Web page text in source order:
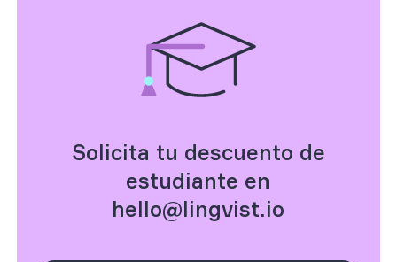
Solicita tu descuento de
estudiante en
hello@lingvist.io